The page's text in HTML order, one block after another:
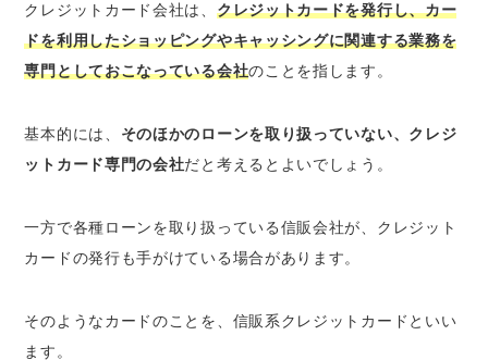
クレジットカード会社は、 クレジットカードを発行し、カー
ドを利用したショッピングやキャッシングに関連する業務を
専門としておこなっている会社のことを指します。
基本的には、 そのほかのローンを取り扱っていない、クレジ
ットカード専門の会社だと考えるとよいでしょう。
一方で各種ローンを取り扱っている信販会社が、クレジット
カードの発行も手がけている場合があります。
そのようなカードのことを、信販系クレジットカードといい
ます。